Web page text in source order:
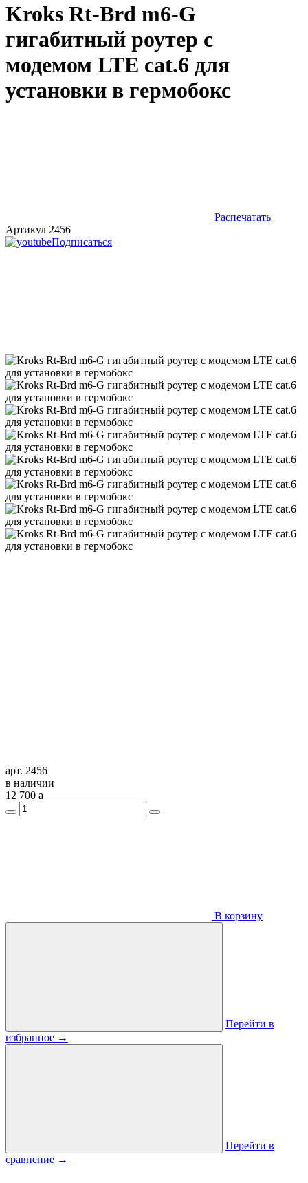
Kroks Rt-Brd m6-G
гигабитный роутер с
модемом LTE cat.6 для
установки в гермобокс
Распечатать
Артикул 2456
Подписаться
арт. 2456
в наличии
12 700 a
В корзину
Перейти в
избранное →
Перейти в
сравнение →